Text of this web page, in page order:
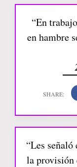
“En
en hambre
“Les
la provisión